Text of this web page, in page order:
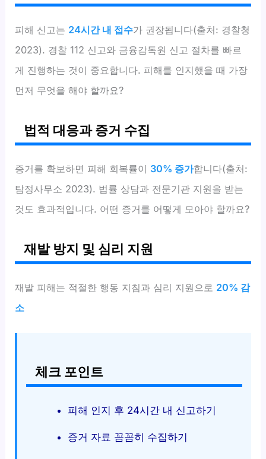
피해 신고는 24시간 내 접수가 권장됩니다(출처: 경찰청
2023). 경찰 112 신고와 금융감독원 신고 절차를 빠르
게 진행하는 것이 중요합니다. 피해를 인지했을 때 가장
먼저 무엇을 해야 할까요?
법적 대응과 증거 수집
증거를 확보하면 피해 회복률이 30% 증가합니다(출처:
탐정사무소 2023). 법률 상담과 전문기관 지원을 받는
것도 효과적입니다. 어떤 증거를 어떻게 모아야 할까요?
재발 방지 및 심리 지원
재발 피해는 적절한 행동 지침과 심리 지원으로 20% 감
소
체크 포인트
피해 인지 후 24시간 내 신고하기
증거 자료 꼼꼼히 수집하기